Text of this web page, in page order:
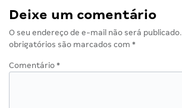
Deixe um comentário
O seu endereço de e-mail não será publicado.
obrigatórios são marcados com *
Comentário *